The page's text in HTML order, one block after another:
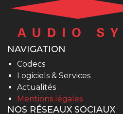
NAVIGATION
Codecs
Logiciels & Services
Actualités
Mentions légales
NOS RÉSEAUX SOCIAUX